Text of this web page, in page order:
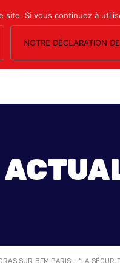
MAGAZINE ESPACE
SUR BFM PARIS – “LA
Si vous continuez à
NOTRE DÉCLARATION